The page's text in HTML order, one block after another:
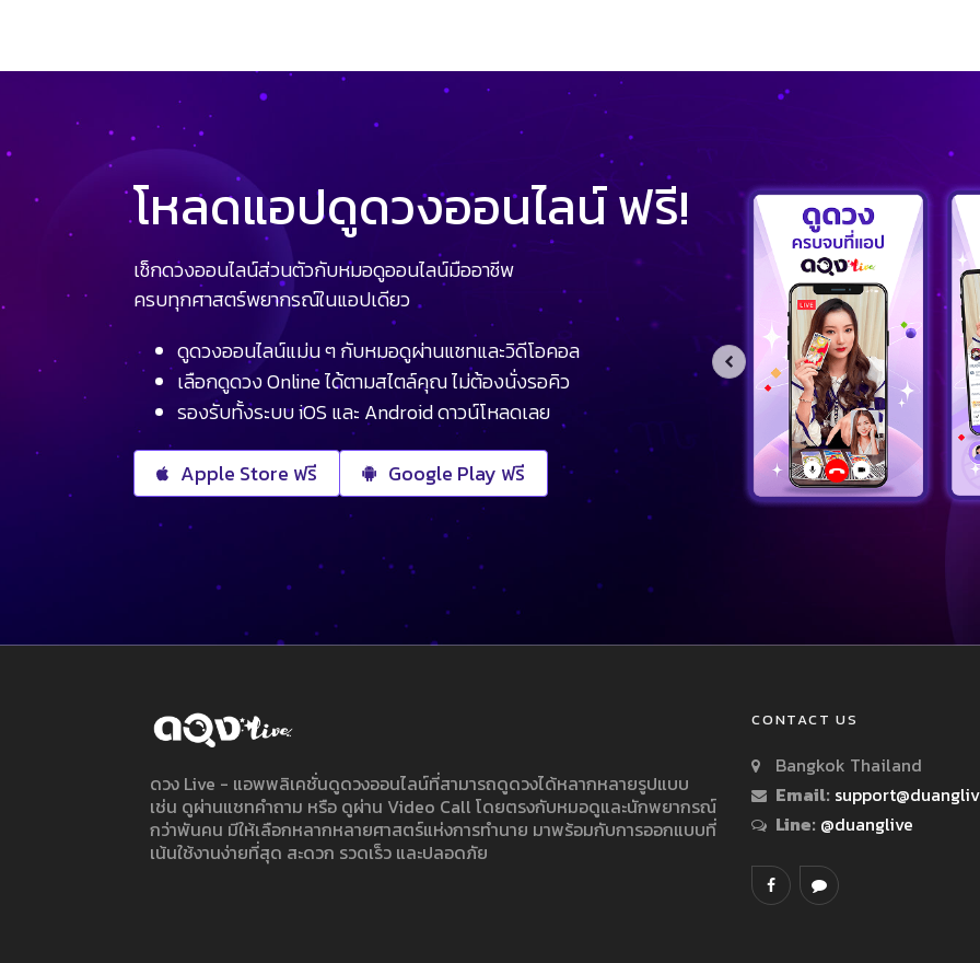
โหลดแอปดูดวงออนไลน์ ฟรี!
เช็กดวงออนไลน์ส่วนตัวกับหมอดูออนไลน์มืออาชีพ
ครบทุกศาสตร์พยากรณ์ในแอปเดียว
ดูดวงออนไลน์แม่น ๆ กับหมอดูผ่านแชทและวิดีโอคอล
เลือกดูดวง Online ได้ตามสไตล์คุณ ไม่ต้องนั่งรอคิว
รองรับทั้งระบบ iOS และ Android ดาวน์โหลดเลย
Apple Store ฟรี Google Play ฟรี
ดวง Live - แอพพลิเคชั่นดูดวงออนไลน์ที่สามารถดูดวงได้หลากหลายรูปแบบ
เช่น ดูผ่านแชทคำถาม หรือ ดูผ่าน Video Call โดยตรงกับหมอดูและนักพยากรณ์
กว่าพันคน มีให้เลือกหลากหลายศาสตร์แห่งการทำนาย มาพร้อมกับการออกแบบที่
เน้นใช้งานง่ายที่สุด สะดวก รวดเร็ว และปลอดภัย
CONTACT US
Bangkok Thailand
Email:
Line: @duanglive